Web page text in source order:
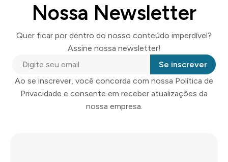
Nossa Newsletter
Quer ficar por dentro do nosso conteúdo imperdível?
Assine nossa newsletter!
Se inscrever
Ao se inscrever, você concorda com nossa Política de
Privacidade e consente em receber atualizações da
nossa empresa.